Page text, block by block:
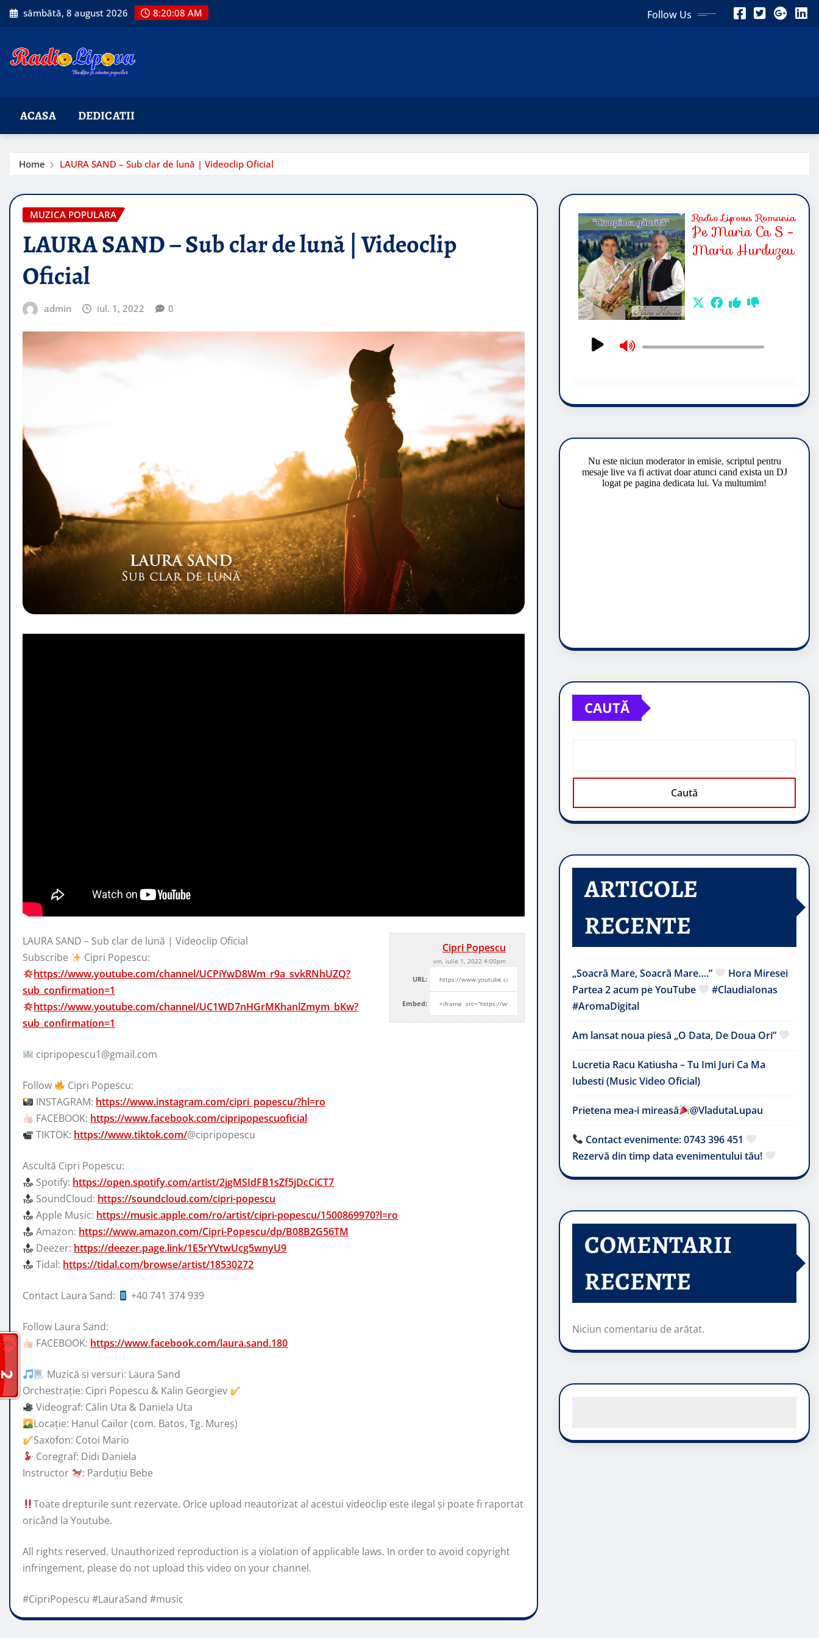
Skip
to
sâmbătă, 8 august 2026 8:20:09 AM Follow Us
ACASA DEDICATII
Home LAURA SAND – Sub clar de lună | Videoclip Oficial
MUZICA POPULARA
LAURA SAND – Sub clar de lună | Videoclip
Oficial
admin iul. 1, 2022 0
Cipri Popescu
vin, iulie 1, 2022 4:00pm
URL:
Embed:
LAURA SAND – Sub clar de lună | Videoclip Oficial
Subscribe
Cipri Popescu:
https://www.youtube.com/channel/UCPiYwD8Wm_r9a_svkRNhUZQ?
sub_confirmation=1
https://www.youtube.com/channel/UC1WD7nHGrMKhanlZmym_bKw?
sub_confirmation=1
cipripopescu1@gmail.com
Follow
Cipri Popescu:
INSTAGRAM: https://www.instagram.com/cipri_popescu/?hl=ro
FACEBOOK: https://www.facebook.com/cipripopescuoficial
TIKTOK: https://www.tiktok.com/@cipripopescu
Ascultă Cipri Popescu:
Spotify: https://open.spotify.com/artist/2jgMSIdFB1sZf5jDcCiCT7
SoundCloud: https://soundcloud.com/cipri-popescu
Apple Music: https://music.apple.com/ro/artist/cipri-popescu/1500869970?l=ro
Amazon: https://www.amazon.com/Cipri-Popescu/dp/B08B2G56TM
Deezer: https://deezer.page.link/1E5rYVtwUcg5wnyU9
Tidal: https://tidal.com/browse/artist/18530272
Contact Laura Sand: +40 741 374 939
Follow Laura Sand:
FACEBOOK: https://www.facebook.com/laura.sand.180
Muzică si versuri: Laura Sand
Orchestrație: Cipri Popescu & Kalin Georgiev
Videograf: Călin Uta & Daniela Uta
Locație: Hanul Cailor (com. Batos, Tg. Mureș)
Saxofon: Cotoi Mario
Coregraf: Didi Daniela
Instructor
: Parduțiu Bebe
Toate drepturile sunt rezervate. Orice upload neautorizat al acestui videoclip este ilegal şi poate fi raportat
oricând la Youtube.
All rights reserved. Unauthorized reproduction is a violation of applicable laws. In order to avoid copyright
infringement, please do not upload this video on your channel.
#CipriPopescu #LauraSand #music
CAUTĂ
Caută
ARTICOLE
RECENTE
„Soacră Mare, Soacră Mare….”
Hora Miresei
Partea 2 acum pe YouTube
#ClaudiaIonas
#AromaDigital
Am lansat noua piesă „O Data, De Doua Ori”
Lucretia Racu Katiusha – Tu Imi Juri Ca Ma
Iubesti (Music Video Oficial)
Prietena mea-i mireasă​ @VladutaLupau
Contact evenimente: 0743 396 451
Rezervă din timp data evenimentului tău!
COMENTARII
RECENTE
Niciun comentariu de arătat.